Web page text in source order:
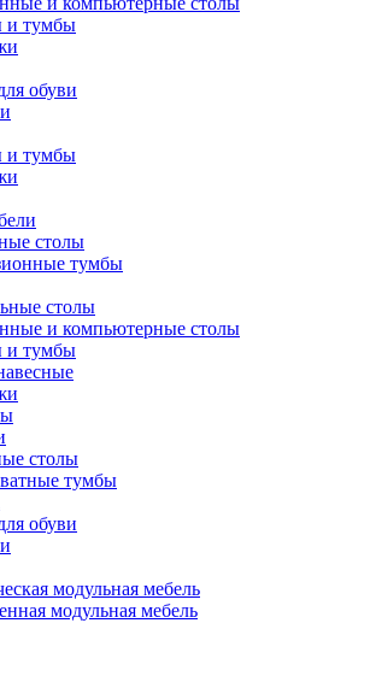
и тумбы
обуви
и тумбы
столы
тумбы
столы
и компьютерные столы
и тумбы
столы
тумбы
обуви
модульная мебель
модульная мебель